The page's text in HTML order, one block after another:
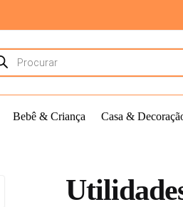
Bebê & Criança Casa &